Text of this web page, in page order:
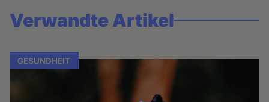
Verwandte Artikel
GESUNDHEIT